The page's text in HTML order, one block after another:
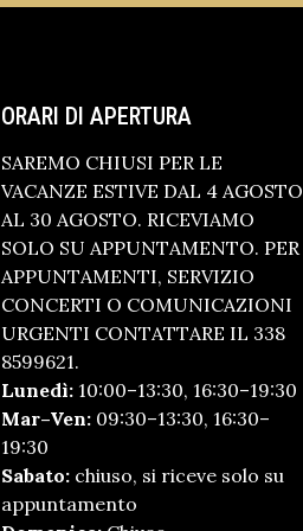
ORARI DI APERTURA
SAREMO CHIUSI PER LE
VACANZE ESTIVE DAL 4 AGOSTO
AL 30 AGOSTO. RICEVIAMO
SOLO SU APPUNTAMENTO. PER
APPUNTAMENTI, SERVIZIO
CONCERTI O COMUNICAZIONI
URGENTI CONTATTARE IL 338
8599621.
Lunedì: 10:00–13:30, 16:30–19:30
Mar–Ven: 09:30–13:30, 16:30–
19:30
Sabato: chiuso, si riceve solo su
appuntamento